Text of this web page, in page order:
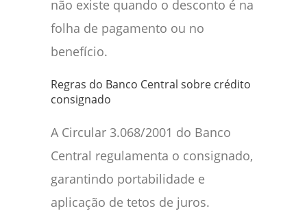
não existe quando o desconto é na
folha de pagamento ou no
benefício.
Regras do Banco Central sobre crédito
consignado
A Circular 3.068/2001 do Banco
Central regulamenta o consignado,
garantindo portabilidade e
aplicação de tetos de juros.